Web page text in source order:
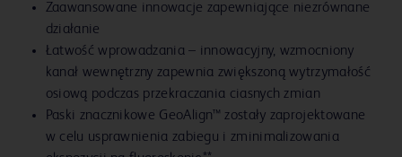
Zaawansowane innowacje zapewniające niezrównane
działanie
Łatwość wprowadzania – innowacyjny, wzmocniony
kanał wewnętrzny zapewnia zwiększoną wytrzymałość
osiową podczas przekraczania ciasnych zmian
Paski znacznikowe GeoAlign™ zostały zaprojektowane
w celu usprawnienia zabiegu i zminimalizowania